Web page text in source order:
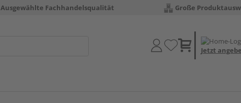
Ausgewählte Fachhandelsqualität Große
Jetzt